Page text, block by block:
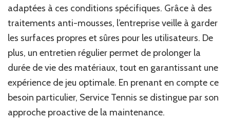
adaptées à ces conditions spécifiques. Grâce à des
traitements anti-mousses, l’entreprise veille à garder
les surfaces propres et sûres pour les utilisateurs. De
plus, un entretien régulier permet de prolonger la
durée de vie des matériaux, tout en garantissant une
expérience de jeu optimale. En prenant en compte ce
besoin particulier, Service Tennis se distingue par son
approche proactive de la maintenance.